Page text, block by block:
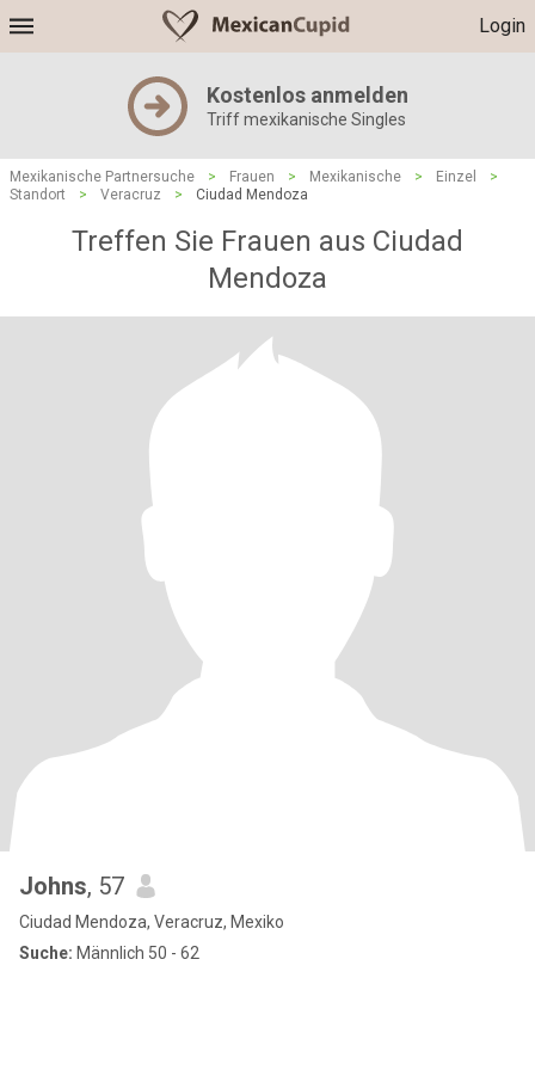
Login
Kostenlos anmelden
Triff mexikanische Singles
Mexikanische Partnersuche > Frauen > Mexikanische > Einzel
>
Standort
> Veracruz > Ciudad Mendoza
Treffen Sie Frauen aus Ciudad
Mendoza
Johns, 57
Ciudad Mendoza, Veracruz, Mexiko
Suche: Männlich 50 - 62